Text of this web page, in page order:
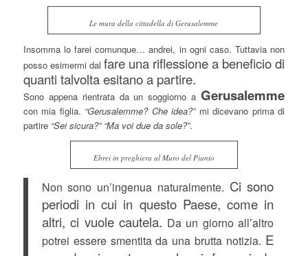
Le mura della cittadella di Gerusalemme
Insomma lo farei comunque… andrei, in ogni caso. Tuttavia non
posso esimermi dal fare una riflessione a beneficio di
quanti talvolta esitano a partire.
Sono appena rientrata da un soggiorno aGerusalemme
con mia figlia. “Gerusalemme? Che idea?”mi dicevano prima di
partire “Sei sicura?” “Ma voi due da sole?”.
Ebrei in preghiera al Muro del Pianto
Non sono un’ingenua naturalmente. Ci sono
periodi in cui in questo Paese, come in
altri, ci vuole cautela. Da un giorno all’altro
potrei essere smentita da una brutta notizia. E